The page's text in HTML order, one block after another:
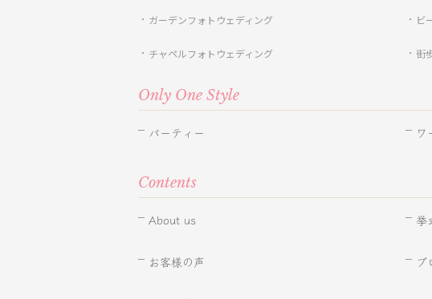
ガーデンフォトウェディング ビ
チャペルフォトウェディング 街
Only One Style
パーティー ワ
Contents
About us 挙
お客様の声 ブ